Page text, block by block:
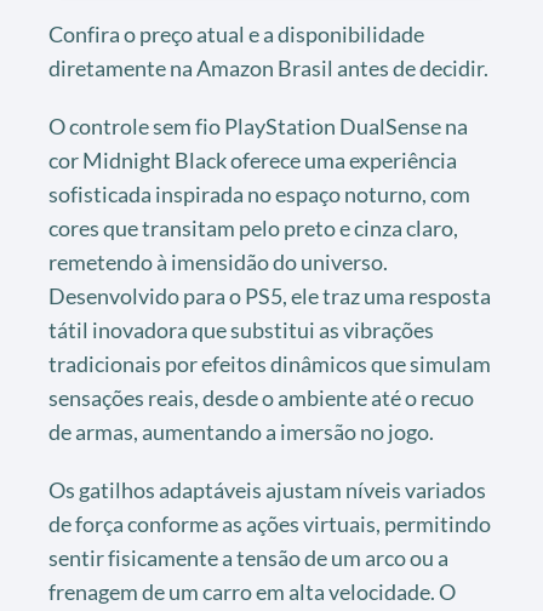
Confira o preço atual e a disponibilidade
diretamente na Amazon Brasil antes de decidir.
O controle sem fio PlayStation DualSense na
cor Midnight Black oferece uma experiência
sofisticada inspirada no espaço noturno, com
cores que transitam pelo preto e cinza claro,
remetendo à imensidão do universo.
Desenvolvido para o PS5, ele traz uma resposta
tátil inovadora que substitui as vibrações
tradicionais por efeitos dinâmicos que simulam
sensações reais, desde o ambiente até o recuo
de armas, aumentando a imersão no jogo.
Os gatilhos adaptáveis ajustam níveis variados
de força conforme as ações virtuais, permitindo
sentir fisicamente a tensão de um arco ou a
frenagem de um carro em alta velocidade. O